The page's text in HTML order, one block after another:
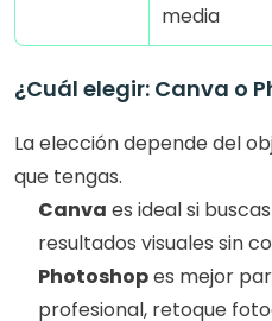
media
¿Cuál elegir: Canva o
La elección depende del
que tengas.
Canva es ideal si
resultados visuales sin
Photoshop es mejor
profesional, retoque